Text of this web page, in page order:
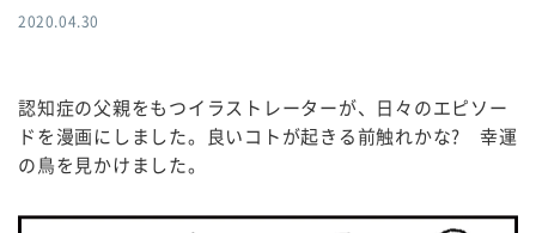
2020.04.30
認知症の父親をもつイラストレーターが、日々のエピソー
ドを漫画にしました。良いコトが起きる前触れかな? 幸運
の鳥を見かけました。